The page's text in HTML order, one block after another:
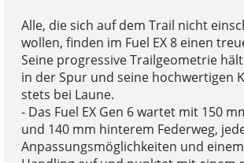
Alle, die sich auf dem Trail nicht
wollen, finden im Fuel EX 8 einen
Seine progressive Trailgeometrie
in der Spur und seine hochwertigen
stets bei Laune.
- Das Fuel EX Gen 6 wartet mit 150
und 140 mm hinterem Federweg,
Anpassungsmöglichkeiten und